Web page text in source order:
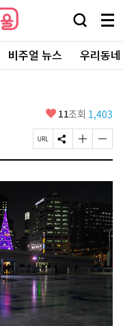
검
창
열
기
메
뉴
전
체
보
비주얼 뉴스 우리동
좋
요
11조회 1,403
페
이
U
L
복
사
S
N
공
하
기
글
자
기
변
경
하
기
글
자
기
변
경
하
기